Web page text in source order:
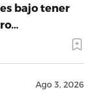
bajo tener
Ago 3, 2026